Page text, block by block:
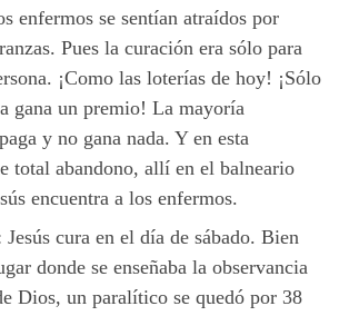
enfermos se sentían atraídos por
Pues la curación era sólo para
¡Como las loterías de hoy! ¡Sólo
gana un premio! La mayoría
y no gana nada. Y en esta
total abandono, allí en el balneario
encuentra a los enfermos.
Jesús cura en el día de sábado. Bien
donde se enseñaba la observancia
Dios, un paralítico se quedó por 38